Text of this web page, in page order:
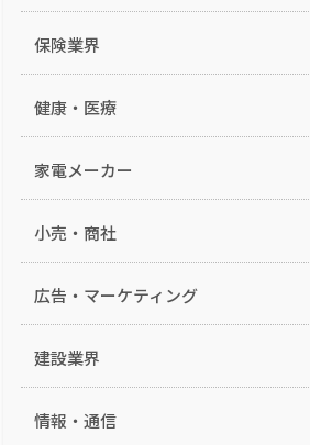
保険業界
健康・医療
家電メーカー
小売・商社
広告・マーケティング
建設業界
情報・通信